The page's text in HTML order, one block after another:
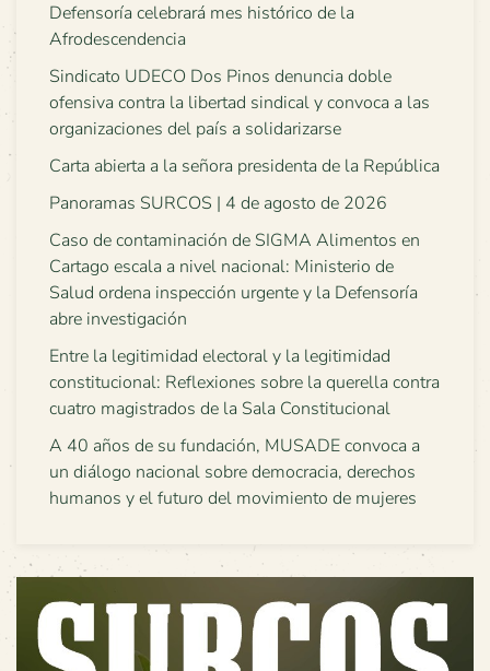
Defensoría celebrará mes histórico de la
Afrodescendencia
Sindicato UDECO Dos Pinos denuncia doble
ofensiva contra la libertad sindical y convoca a las
organizaciones del país a solidarizarse
Carta abierta a la señora presidenta de la República
Panoramas SURCOS | 4 de agosto de 2026
Caso de contaminación de SIGMA Alimentos en
Cartago escala a nivel nacional: Ministerio de
Salud ordena inspección urgente y la Defensoría
abre investigación
Entre la legitimidad electoral y la legitimidad
constitucional: Reflexiones sobre la querella contra
cuatro magistrados de la Sala Constitucional
A 40 años de su fundación, MUSADE convoca a
un diálogo nacional sobre democracia, derechos
humanos y el futuro del movimiento de mujeres